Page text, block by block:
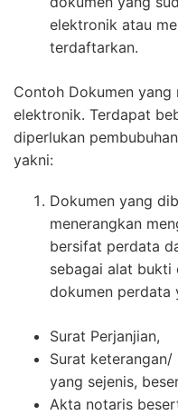
elektronik atau
terdaftarkan.
Contoh Dokumen yang
elektronik. Terdapat
diperlukan
yakni:
Dokumen yang
menerangkan
bersifat perdata
sebagai alat bukti
dokumen perdata
Surat Perjanjian,
Surat keterangan/
yang sejenis,
Akta notaris